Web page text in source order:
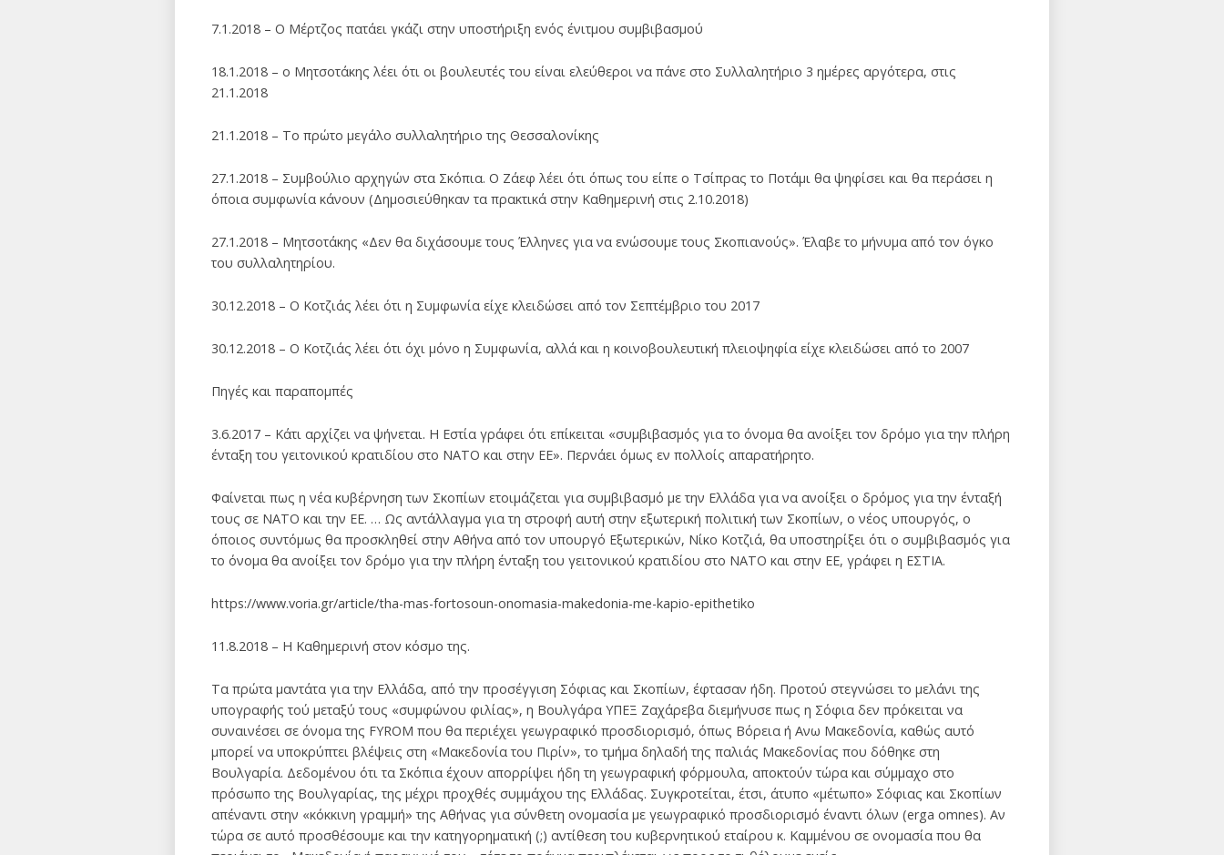
7.1.2018 – Ο Μέρτζος πατάει γκάζι στην υποστήριξη ενός ένιτμου συμβιβασμού
18.1.2018 – ο Μητσοτάκης λέει ότι οι βουλευτές του είναι ελεύθεροι να πάνε στο Συλλαλητήριο 3 ημέρες αργότερα, στις
21.1.2018
21.1.2018 – Το πρώτο μεγάλο συλλαλητήριο της Θεσσαλονίκης
27.1.2018 – Συμβούλιο αρχηγών στα Σκόπια. Ο Ζάεφ λέει ότι όπως του είπε ο Τσίπρας το Ποτάμι θα ψηφίσει και θα περάσει η
όποια συμφωνία κάνουν (Δημοσιεύθηκαν τα πρακτικά στην Καθημερινή στις 2.10.2018)
27.1.2018 – Μητσοτάκης «Δεν θα διχάσουμε τους Έλληνες για να ενώσουμε τους Σκοπιανούς». Έλαβε το μήνυμα από τον όγκο
του συλλαλητηρίου.
30.12.2018 – Ο Κοτζιάς λέει ότι η Συμφωνία είχε κλειδώσει από τον Σεπτέμβριο του 2017
30.12.2018 – Ο Κοτζιάς λέει ότι όχι μόνο η Συμφωνία, αλλά και η κοινοβουλευτική πλειοψηφία είχε κλειδώσει από το 2007
Πηγές και παραπομπές
3.6.2017 – Κάτι αρχίζει να ψήνεται. Η Εστία γράφει ότι επίκειται «συμβιβασμός για το όνομα θα ανοίξει τον δρόμο για την πλήρη
ένταξη του γειτονικού κρατιδίου στο NATO και στην EE». Περνάει όμως εν πολλοίς απαρατήρητο.
Φαίνεται πως η νέα κυβέρνηση των Σκοπίων ετοιμάζεται για συμβιβασμό με την Ελλάδα για να ανοίξει ο δρόμος για την ένταξή
τους σε NATO και την ΕΕ. … Ως αντάλλαγμα για τη στροφή αυτή στην εξωτερική πολιτική των Σκοπίων, ο νέος υπουργός, ο
όποιος συντόμως θα προσκληθεί στην Αθήνα από τον υπουργό Εξωτερικών, Νίκο Κοτζιά, θα υποστηρίξει ότι ο συμβιβασμός για
το όνομα θα ανοίξει τον δρόμο για την πλήρη ένταξη του γειτονικού κρατιδίου στο NATO και στην EE, γράφει η ΕΣΤΙΑ.
https://www.voria.gr/article/tha-mas-fortosoun-onomasia-makedonia-me-kapio-epithetiko
11.8.2018 – Η Καθημερινή στον κόσμο της.
Τα πρώτα μαντάτα για την Ελλάδα, από την προσέγγιση Σόφιας και Σκοπίων, έφτασαν ήδη. Προτού στεγνώσει το μελάνι της
υπογραφής τού μεταξύ τους «συμφώνου φιλίας», η Βουλγάρα ΥΠΕΞ Ζαχάρεβα διεμήνυσε πως η Σόφια δεν πρόκειται να
συναινέσει σε όνομα της FYROM που θα περιέχει γεωγραφικό προσδιορισμό, όπως Βόρεια ή Ανω Μακεδονία, καθώς αυτό
μπορεί να υποκρύπτει βλέψεις στη «Μακεδονία του Πιρίν», το τμήμα δηλαδή της παλιάς Μακεδονίας που δόθηκε στη
Βουλγαρία. Δεδομένου ότι τα Σκόπια έχουν απορρίψει ήδη τη γεωγραφική φόρμουλα, αποκτούν τώρα και σύμμαχο στο
πρόσωπο της Βουλγαρίας, της μέχρι προχθές συμμάχου της Ελλάδας. Συγκροτείται, έτσι, άτυπο «μέτωπο» Σόφιας και Σκοπίων
απέναντι στην «κόκκινη γραμμή» της Αθήνας για σύνθετη ονομασία με γεωγραφικό προσδιορισμό έναντι όλων (erga omnes). Αν
τώρα σε αυτό προσθέσουμε και την κατηγορηματική (;) αντίθεση του κυβερνητικού εταίρου κ. Καμμένου σε ονομασία που θα